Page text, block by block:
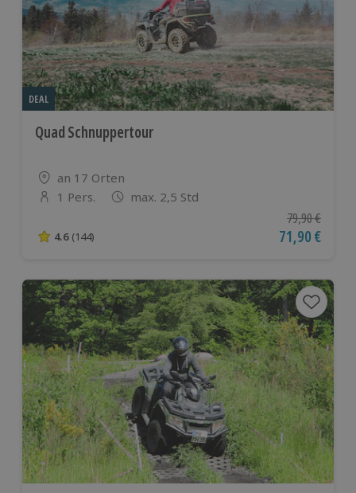
DEAL
Quad Schnuppertour
Standort
an 17 Orten
Anzahl der Teilnehmer
1 Pers. max. 2,5 Std
4.6 von 5 Sternen basierend auf 144 Bewertungen
4.6 (144)
79,90 €
Aktueller
71,90 €